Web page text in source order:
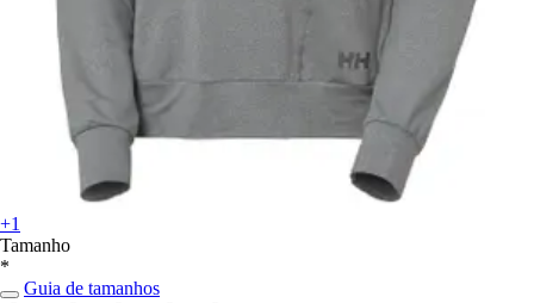
+1
Tamanho
*
Guia de tamanhos